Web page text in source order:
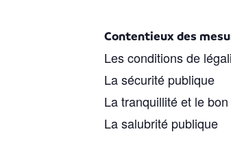
Contentieux des
Les conditions de
La sécurité publique
La tranquillité et le
La salubrité publique